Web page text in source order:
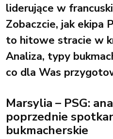
liderujące w
Zobaczcie, jak ekipa
to hitowe stracie w
Analiza, typy
co dla Was
Marsylia – PSG:
poprzednie
bukmacherskie